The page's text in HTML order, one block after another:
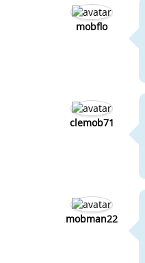
mobflo
clemob71
mobman22